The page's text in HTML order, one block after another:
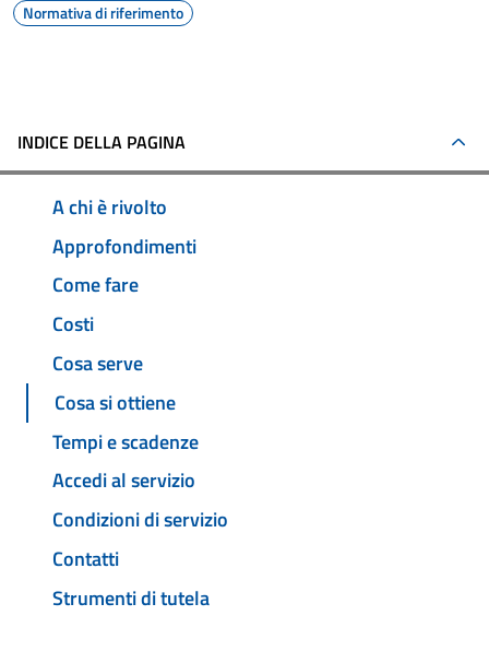
Normativa di riferimento
INDICE DELLA PAGINA
A chi è rivolto
Approfondimenti
Come fare
Costi
Cosa serve
Cosa si ottiene
Tempi e scadenze
Accedi al servizio
Condizioni di servizio
Contatti
Strumenti di tutela